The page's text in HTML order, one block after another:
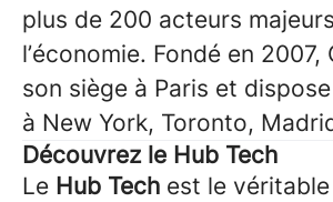
plus de 200 acteurs
l’économie. Fondé en
son siège à Paris et
à New York, Toronto,
Découvrez le Hub Tech
Le Hub Tech est le